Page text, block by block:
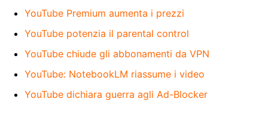
YouTube Premium aumenta i prezzi
YouTube potenzia il parental control
YouTube chiude gli abbonamenti da VPN
YouTube: NotebookLM riassume i video
YouTube dichiara guerra agli Ad-Blocker